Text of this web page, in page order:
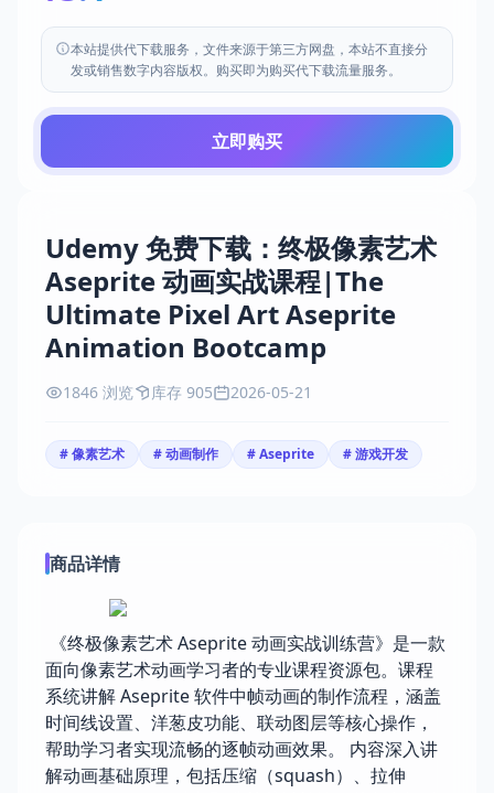
Udemy 免费下载：终极像素艺术
Aseprite 动画实战课程|The
Ultimate Pixel Art Aseprite
Animation Bootcamp
1846 浏览 库存 905 2026-05-21
# 像素艺术 # 动画制作 # Aseprite # 游戏开发
商品详情
《终极像素艺术 Aseprite 动画实战训练营》是一款
面向像素艺术动画学习者的专业课程资源包。课程
系统讲解 Aseprite 软件中帧动画的制作流程，涵盖
时间线设置、洋葱皮功能、联动图层等核心操作，
帮助学习者实现流畅的逐帧动画效果。 内容深入讲
解动画基础原理，包括压缩（squash）、拉伸
本站提供代下载服务，文件来源于第三方网盘，本站不直接分
发或销售数字内容版权。购买即为购买代下载流量服务。
立即购买